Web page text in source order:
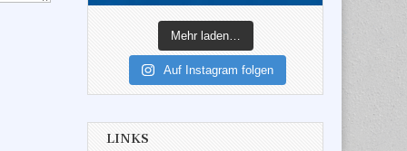
Mehr laden…
Auf Instagram folgen
LINKS